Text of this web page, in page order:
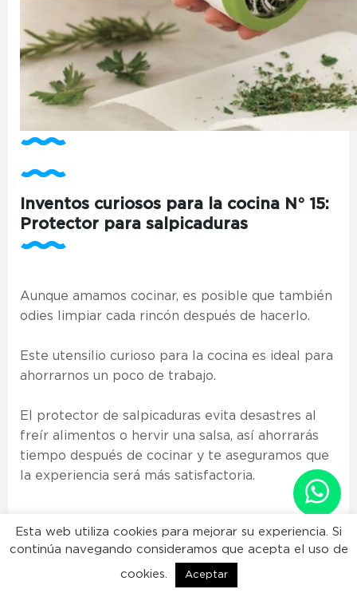
Inventos curiosos para la cocina N° 15:
Protector para salpicaduras
Aunque amamos cocinar, es posible que también
odies limpiar cada rincón después de hacerlo.
Este utensilio curioso para la cocina es ideal para
ahorrarnos un poco de trabajo.
El protector de salpicaduras evita desastres al
freír alimentos o hervir una salsa, así ahorrarás
tiempo después de cocinar y te aseguramos que
la experiencia será más satisfactoria.
Esta web utiliza cookies para mejorar su experiencia. Si
continúa navegando consideramos que acepta el uso de
cookies. Aceptar